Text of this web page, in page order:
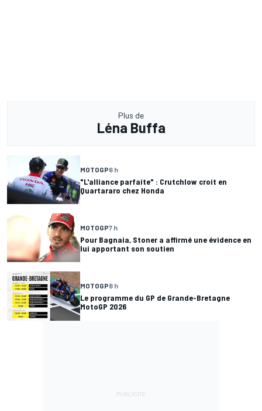
Plus de
Léna Buffa
MOTOGP6 h
"L'alliance parfaite" : Crutchlow croit en
Quartararo chez Honda
MOTOGP7 h
Pour Bagnaia, Stoner a affirmé une évidence en
lui apportant son soutien
MOTOGP8 h
Le programme du GP de Grande-Bretagne
MotoGP 2026